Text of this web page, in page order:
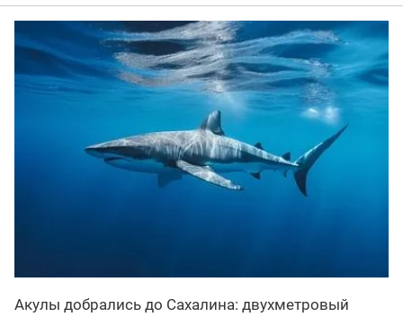
Акулы добрались до Сахалина: двухметровый